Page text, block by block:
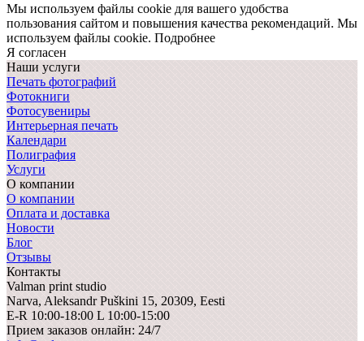
Мы используем файлы cookie для вашего удобства
пользования сайтом и повышения качества рекомендаций. Мы
используем файлы cookie. Подробнее
Я согласен
Наши услуги
Печать фотографий
Фотокниги
Фотосувениры
Интерьерная печать
Календари
Полиграфия
Услуги
О компании
О компании
Оплата и доставка
Новости
Блог
Отзывы
Контакты
Valman print studio
Narva, Aleksandr Puškini 15, 20309, Eesti
E-R 10:00-18:00 L 10:00-15:00
Прием заказов онлайн: 24/7